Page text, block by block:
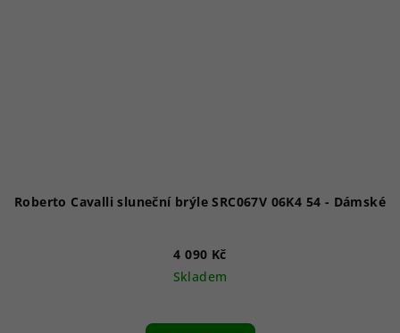
Roberto Cavalli sluneční brýle SRC067V 06K4 54 - Dámské
4 090 Kč
Skladem